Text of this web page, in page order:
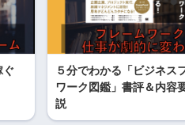
ぐ
５分でわかる「ビジネス
ワーク図鑑」書評＆内容
説